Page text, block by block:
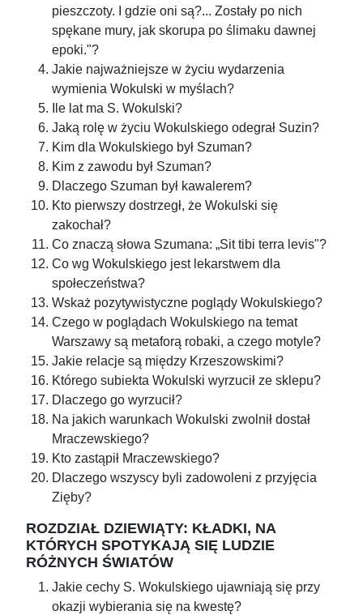
pieszczoty. I gdzie oni są?... Zostały po nich
spękane mury, jak skorupa po ślimaku dawnej
epoki."?
Jakie najważniejsze w życiu wydarzenia
wymienia Wokulski w myślach?
Ile lat ma S. Wokulski?
Jaką rolę w życiu Wokulskiego odegrał Suzin?
Kim dla Wokulskiego był Szuman?
Kim z zawodu był Szuman?
Dlaczego Szuman był kawalerem?
Kto pierwszy dostrzegł, że Wokulski się
zakochał?
Co znaczą słowa Szumana: „Sit tibi terra levis"?
Co wg Wokulskiego jest lekarstwem dla
społeczeństwa?
Wskaż pozytywistyczne poglądy Wokulskiego?
Czego w poglądach Wokulskiego na temat
Warszawy są metaforą robaki, a czego motyle?
Jakie relacje są między Krzeszowskimi?
Którego subiekta Wokulski wyrzucił ze sklepu?
Dlaczego go wyrzucił?
Na jakich warunkach Wokulski zwolnił dostał
Mraczewskiego?
Kto zastąpił Mraczewskiego?
Dlaczego wszyscy byli zadowoleni z przyjęcia
Zięby?
ROZDZIAŁ DZIEWIĄTY: KŁADKI, NA
KTÓRYCH SPOTYKAJĄ SIĘ LUDZIE
RÓŻNYCH ŚWIATÓW
Jakie cechy S. Wokulskiego ujawniają się przy
okazji wybierania się na kwestę?